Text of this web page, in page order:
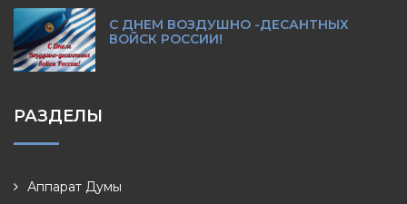
С ДНЕМ ВОЗДУШНО -ДЕСАНТНЫХ
ВОЙСК РОССИИ!
РАЗДЕЛЫ
Аппарат Думы